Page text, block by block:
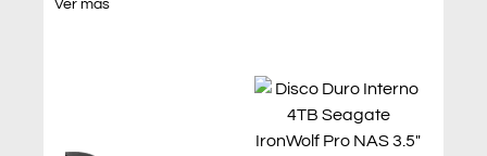
Ver más